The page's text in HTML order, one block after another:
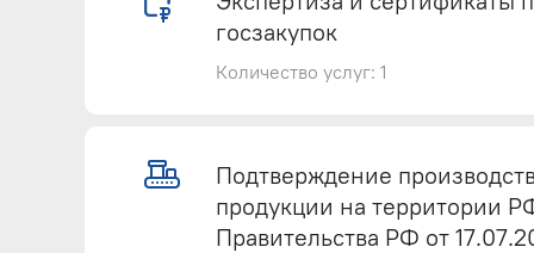
госзакупок
Количество услуг: 1
Подтверждение
продукции на территории
Правительства РФ от